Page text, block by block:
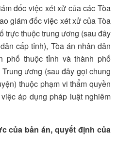
đốc việc xét xử của các Tòa
giám đốc việc xét xử của Tòa
trực thuộc trung ương (sau đây
cấp tỉnh), Tòa án nhân dân
phố thuộc tỉnh và thành phố
ương (sau đây gọi chung
thuộc phạm vi thẩm quyền
áp dụng pháp luật nghiêm
của bản án, quyết định của